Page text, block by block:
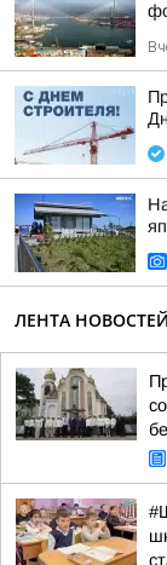
ЛЕНТА НОВОСТЕЙ